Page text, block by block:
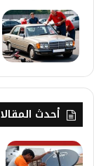
أحدث